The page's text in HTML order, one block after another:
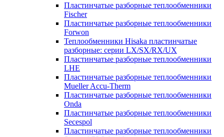
Пластинчатые разборные теплообменники
Fischer
Пластинчатые разборные теплообменники
Forwon
Теплообменники Hisaka пластинчатые
разборные: серии LX/SX/RX/UX
Пластинчатые разборные теплообменники
LHE
Пластинчатые разборные теплообменники
Mueller Accu-Therm
Пластинчатые разборные теплообменники
Onda
Пластинчатые разборные теплообменники
Secespol
Пластинчатые разборные теплообменники